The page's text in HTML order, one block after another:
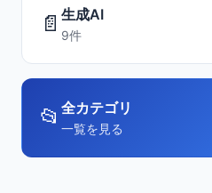
📄 生成AI
9件
📂 全カテゴリ
一覧を見る